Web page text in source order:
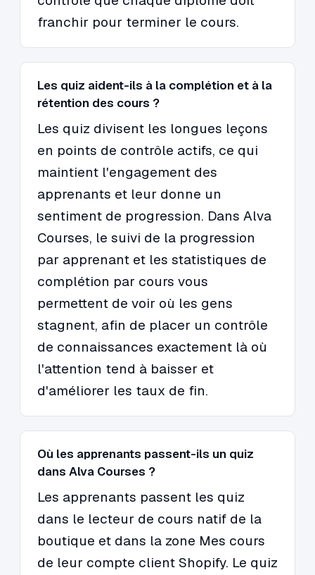
franchir pour terminer le cours.
Les quiz aident-ils à la complétion et à la
rétention des cours ?
Les quiz divisent les longues leçons
en points de contrôle actifs, ce qui
maintient l'engagement des
apprenants et leur donne un
sentiment de progression. Dans Alva
Courses, le suivi de la progression
par apprenant et les statistiques de
complétion par cours vous
permettent de voir où les gens
stagnent, afin de placer un contrôle
de connaissances exactement là où
l'attention tend à baisser et
d'améliorer les taux de fin.
Où les apprenants passent-ils un quiz
dans Alva Courses ?
Les apprenants passent les quiz
dans le lecteur de cours natif de la
boutique et dans la zone Mes cours
de leur compte client Shopify. Le quiz